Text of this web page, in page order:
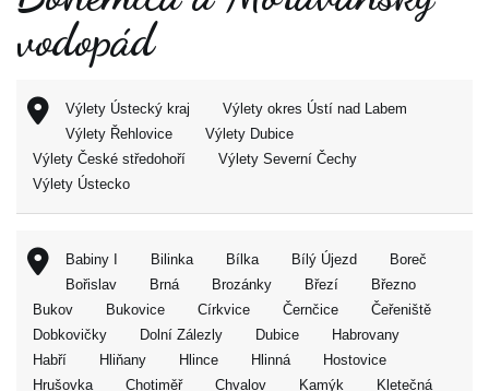
vodopád
Výlety Ústecký kraj
Výlety okres Ústí nad Labem
Výlety Řehlovice
Výlety Dubice
Výlety České středohoří
Výlety Severní Čechy
Výlety Ústecko
Babiny I Bilinka Bílka Bílý Újezd
Boreč
Bořislav
Brná Brozánky Březí
Březno
Bukov
Bukovice Církvice Černčice
Čeřeniště
Dobkovičky
Dolní Zálezly Dubice
Habrovany
Habří
Hliňany Hlince Hlinná
Hostovice
Hrušovka
Chotiměř Chvalov Kamýk Kletečná